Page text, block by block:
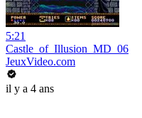
5:21
Castle_of_Illusion_MD_06
JeuxVideo.com
il y a 4 ans